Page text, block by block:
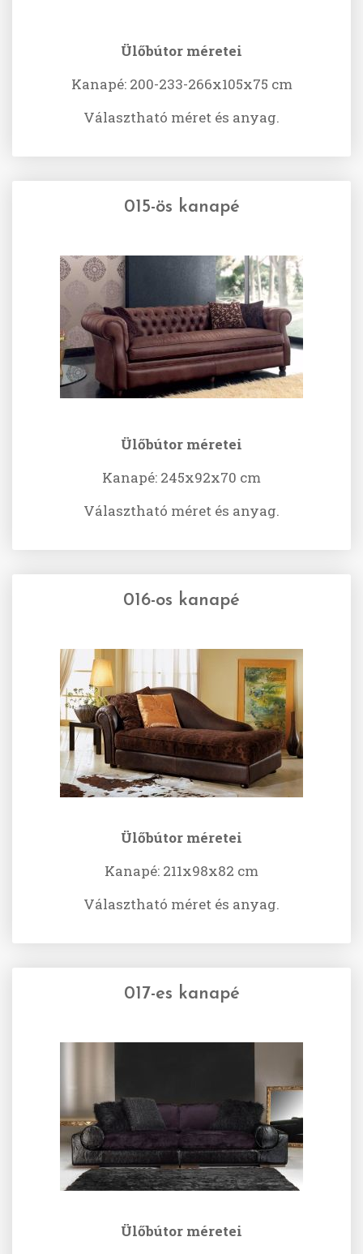
Ülőbútor méretei
Kanapé: 200-233-266x105x75 cm
Választható méret és anyag.
015-ös kanapé
Ülőbútor méretei
Kanapé: 245x92x70 cm
Választható méret és anyag.
016-os kanapé
Ülőbútor méretei
Kanapé: 211x98x82 cm
Választható méret és anyag.
017-es kanapé
Ülőbútor méretei